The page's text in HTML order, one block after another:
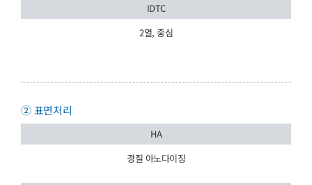
IDTC
2열, 중심
② 표면처리
HA
경질 아노다이징